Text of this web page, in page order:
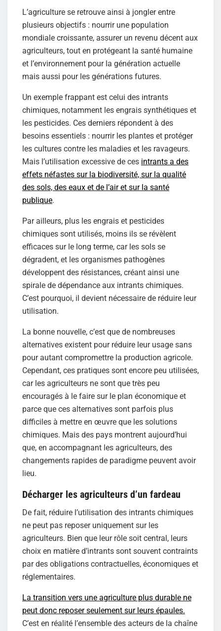
L’agriculture se retrouve ainsi à jongler entre
plusieurs objectifs : nourrir une population
mondiale croissante, assurer un revenu décent aux
agriculteurs, tout en protégeant la santé humaine
et l’environnement pour la génération actuelle
mais aussi pour les générations futures.
Un exemple frappant est celui des intrants
chimiques, notamment les engrais synthétiques et
les pesticides. Ces derniers répondent à des
besoins essentiels : nourrir les plantes et protéger
les cultures contre les maladies et les ravageurs.
Mais l’utilisation excessive de ces intrants a des
effets néfastes sur la biodiversité, sur la qualité
des sols, des eaux et de l’air et sur la santé
publique.
Par ailleurs, plus les engrais et pesticides
chimiques sont utilisés, moins ils se révèlent
efficaces sur le long terme, car les sols se
dégradent, et les organismes pathogènes
développent des résistances, créant ainsi une
spirale de dépendance aux intrants chimiques.
C’est pourquoi, il devient nécessaire de réduire leur
utilisation.
La bonne nouvelle, c’est que de nombreuses
alternatives existent pour réduire leur usage sans
pour autant compromettre la production agricole.
Cependant, ces pratiques sont encore peu utilisées,
car les agriculteurs ne sont que très peu
encouragés à le faire sur le plan économique et
parce que ces alternatives sont parfois plus
difficiles à mettre en œuvre que les solutions
chimiques. Mais des pays montrent aujourd’hui
que, en accompagnant les agriculteurs, des
changements rapides de paradigme peuvent avoir
lieu.
Décharger les agriculteurs d’un fardeau
De fait, réduire l’utilisation des intrants chimiques
ne peut pas reposer uniquement sur les
agriculteurs. Bien que leur rôle soit central, leurs
choix en matière d’intrants sont souvent contraints
par des obligations contractuelles, économiques et
réglementaires.
La transition vers une agriculture plus durable ne
peut donc reposer seulement sur leurs épaules.
C’est en réalité l’ensemble des acteurs de la chaîne